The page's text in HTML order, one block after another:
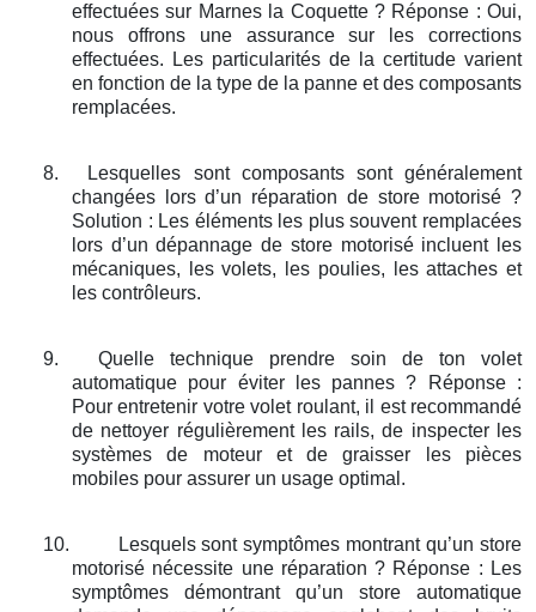
effectuées sur Marnes la Coquette ? Réponse : Oui,
nous offrons une assurance sur les corrections
effectuées. Les particularités de la certitude varient
en fonction de la type de la panne et des composants
remplacées.
8.
Lesquelles sont composants sont généralement
changées lors d’un réparation de store motorisé ?
Solution : Les éléments les plus souvent remplacées
lors d’un dépannage de store motorisé incluent les
mécaniques, les volets, les poulies, les attaches et
les contrôleurs.
9.
Quelle technique prendre soin de ton volet
automatique pour éviter les pannes ? Réponse :
Pour entretenir votre volet roulant, il est recommandé
de nettoyer régulièrement les rails, de inspecter les
systèmes de moteur et de graisser les pièces
mobiles pour assurer un usage optimal.
10.
Lesquels sont symptômes montrant qu’un store
motorisé nécessite une réparation ? Réponse : Les
symptômes démontrant qu’un store automatique